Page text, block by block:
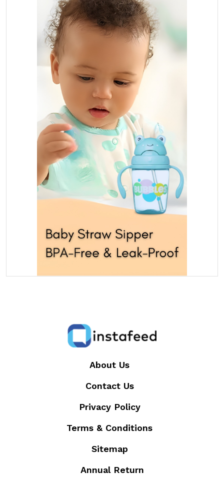
About Us
Contact Us
Privacy Policy
Terms & Conditions
Sitemap
Annual Return